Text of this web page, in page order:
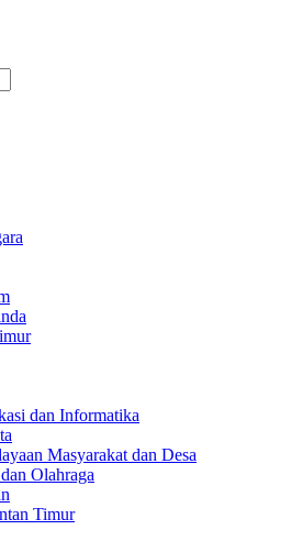
dan Informatika
Masyarakat dan Desa
Olahraga
Timur